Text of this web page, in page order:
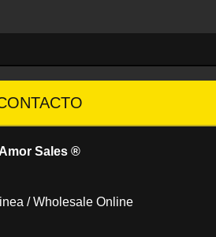
Amor Sales ®
/ Wholesale Online